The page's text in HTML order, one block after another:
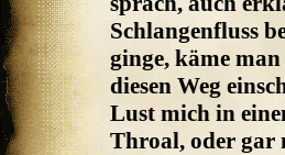
Schlangenfluss
ginge, käme
diesen Weg
Lust mich in
Throal, oder gar